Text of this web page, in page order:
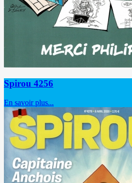
Spirou 4256
En savoir plus...